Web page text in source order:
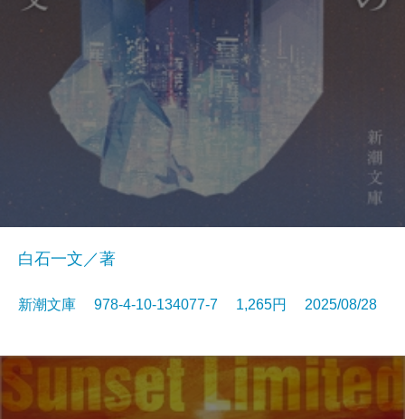
白石一文／著
新潮文庫 978-4-10-134077-7 1,265円 2025/08/28